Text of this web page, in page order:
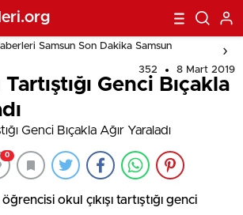
Samsun Son Dakika Samsun
352 8 Mart 2019
Tartıştığı Genci Bıçakla
0
okul çıkışı tartıştığı genci